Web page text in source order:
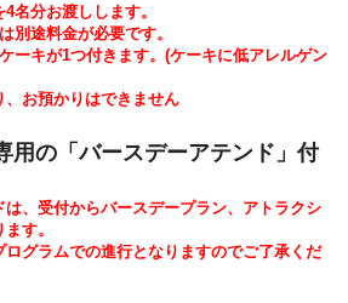
分お渡しします。
別途料金が必要です。
キが1つ付きます。 (ケーキに低アレルゲン
お預かりはできません
用の「バースデーアテンド」付
、受付からバースデープラン、アトラクシ
す。
グラムでの進行となりますのでご了承くだ